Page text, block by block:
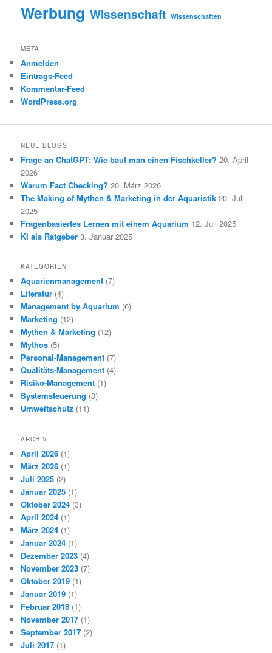
Werbung Wissenschaft Wissenschaften
META
Anmelden
Eintrags-Feed
Kommentar-Feed
WordPress.org
NEUE BLOGS
Frage an ChatGPT: Wie baut man einen Fischkeller? 20. April
2026
Warum Fact Checking? 20. März 2026
The Making of Mythen & Marketing in der Aquaristik 20. Juli
2025
Fragenbasiertes Lernen mit einem Aquarium 12. Juli 2025
KI als Ratgeber 3. Januar 2025
KATEGORIEN
Aquarienmanagement (7)
Literatur (4)
Management by Aquarium (6)
Marketing (12)
Mythen & Marketing (12)
Mythos (5)
Personal-Management (7)
Qualitäts-Management (4)
Risiko-Management (1)
Systemsteuerung (3)
Umweltschutz (11)
ARCHIV
April 2026 (1)
März 2026 (1)
Juli 2025 (2)
Januar 2025 (1)
Oktober 2024 (3)
April 2024 (1)
März 2024 (1)
Januar 2024 (1)
Dezember 2023 (4)
November 2023 (7)
Oktober 2019 (1)
Januar 2019 (1)
Februar 2018 (1)
November 2017 (1)
September 2017 (2)
Juli 2017 (1)